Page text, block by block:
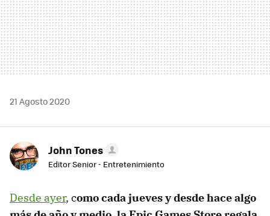
21 Agosto 2020
John Tones
Editor Senior - Entretenimiento
Desde ayer, como cada jueves y desde hace algo